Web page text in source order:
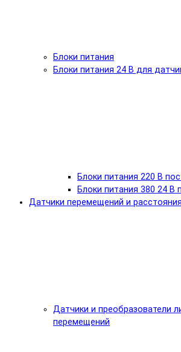
Блоки питания
Блоки питания 24 В для
Блоки питания 220 В
Блоки питания 380 24 В
Датчики перемещений и расстояния
Датчики и преобразователи
перемещений